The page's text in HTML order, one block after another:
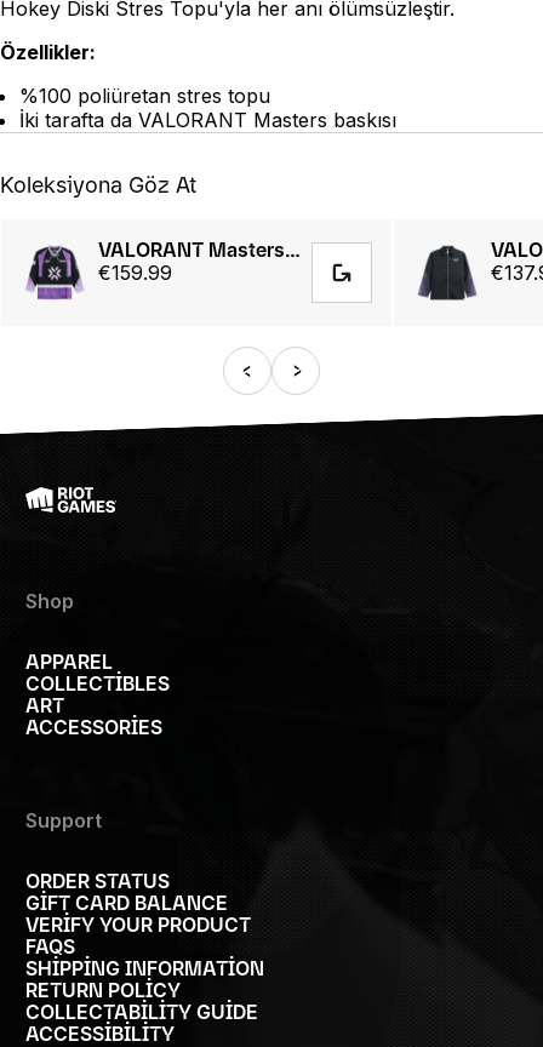
Hokey Diski Stres Topu'yla her anı ölümsüzleştir.
Özellikler:
%100 poliüretan stres topu
İki tarafta da VALORANT Masters baskısı
Koleksiyona Göz At
VALORANT Masters Toronto 25 // Hockey Jersey
€159.99
Shop
APPAREL
COLLECTIBLES
ART
ACCESSORIES
Support
ORDER STATUS
GIFT CARD BALANCE
VERIFY YOUR PRODUCT
FAQS
SHIPPING INFORMATION
RETURN POLICY
COLLECTABILITY GUIDE
ACCESSIBILITY